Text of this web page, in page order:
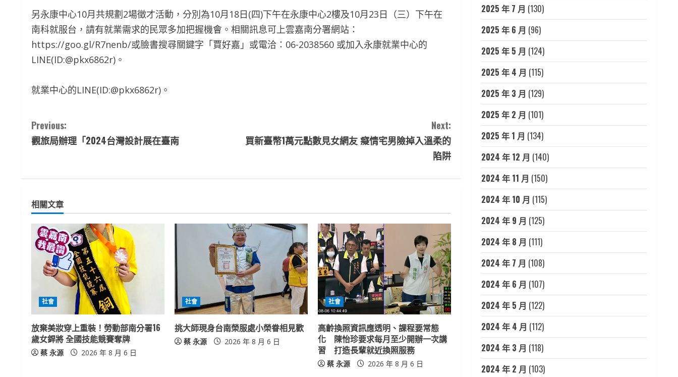
另永康中心10月共規劃2場徵才活動，分別為10月18日(四)下午在永康中心2樓及10月23日（三）下午在
南科就服台，請有就業需求的民眾多加把握機會。相關訊息可上雲嘉南分署網站：
https://goo.gl/R7nenb/或臉書搜尋關鍵字「賈好嘉」或電洽：06-2038560 或加入永康就業中心的
LINE(ID:@pkx6862r)。
就業中心的LINE(ID:@pkx6862r)。
C
o
i
n
u
R
e
a
d
Previous:
觀旅局辦理「2024台灣設計展在臺南
Next:
買新臺幣1萬元點數見女網友 癡情宅男險掉入溫柔的
陷阱
相關文章
社會
放棄美妝穿上重裝！勞動部南分署16
歲女銲將 全國技能競賽奪牌
蔡 永源 2026 年 8 月 6 日
社會
挑大師現身台南榮服處小榮眷相見歡
蔡 永源 2026 年 8 月 6 日
社會
高齡換照資訊應透明、課程要常態
化 陳怡珍要求每月至少開辦一次講
習 打造長輩就近換照服務
蔡 永源 2026 年 8 月 6 日
2025 年 7 月 (130)
2025 年 6 月 (96)
2025 年 5 月 (124)
2025 年 4 月 (115)
2025 年 3 月 (129)
2025 年 2 月 (101)
2025 年 1 月 (134)
2024 年 12 月 (140)
2024 年 11 月 (150)
2024 年 10 月 (115)
2024 年 9 月 (125)
2024 年 8 月 (111)
2024 年 7 月 (108)
2024 年 6 月 (107)
2024 年 5 月 (122)
2024 年 4 月 (112)
2024 年 3 月 (118)
2024 年 2 月 (103)